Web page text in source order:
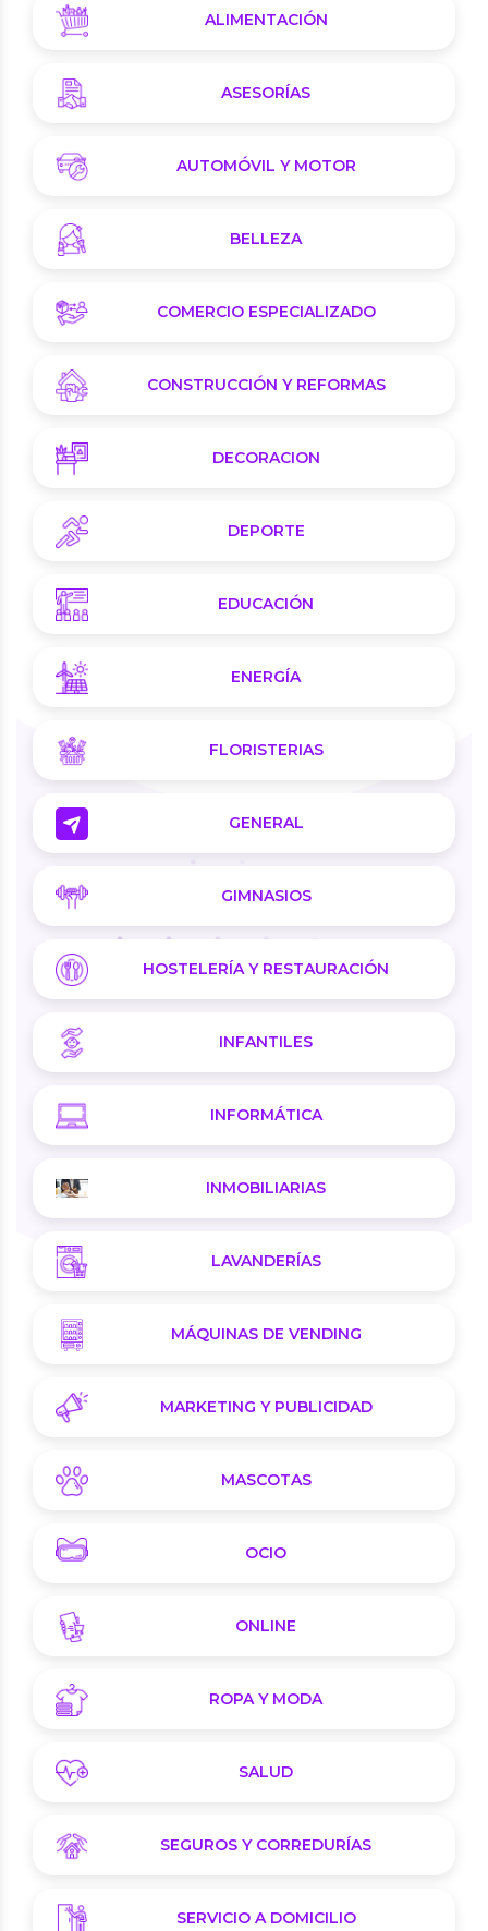
ALIMENTACIÓN
ASESORÍAS
AUTOMÓVIL Y MOTOR
BELLEZA
COMERCIO ESPECIALIZADO
CONSTRUCCIÓN Y REFORMAS
DECORACION
DEPORTE
EDUCACIÓN
ENERGÍA
FLORISTERIAS
GENERAL
GIMNASIOS
HOSTELERÍA Y RESTAURACIÓN
INFANTILES
INFORMÁTICA
INMOBILIARIAS
LAVANDERÍAS
MÁQUINAS DE VENDING
MARKETING Y PUBLICIDAD
MASCOTAS
OCIO
ONLINE
ROPA Y MODA
SALUD
SEGUROS Y CORREDURÍAS
SERVICIO A DOMICILIO